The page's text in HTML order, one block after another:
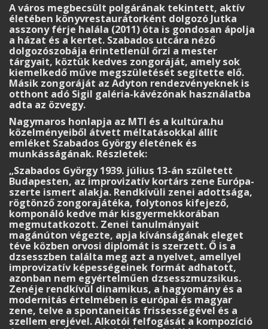
A város megbecsült polgárának tekintett, aktív
életében könyvrestaurátorként dolgozó Jutka
asszony férje halála (2011) óta is gondosan ápolja
a házat és a kertet. Szabados utcára néző
dolgozószobája érintetlenül őrzi a mester
tárgyait, köztük kedves zongoráját, amely sok
kiemelkedő műve megszületését segítette elő.
Másik zongoráját az Adyton rendezvényeknek is
otthont adó Sigil galéria-kávézónak használatba
adta az özvegy.
Nagymaros honlapja az MTI és a kultúra.hu
közelményeiből átvett méltatásokkal állít
emléket Szabados György életének és
munkásságának. Részletek:
„Szabados György 1939. július 13-án született
Budapesten, az improvizatív kortárs zene Európa-
szerte ismert alakja. Rendkívüli zenei adottsága,
rögtönző zongorajátéka, folytonos kifejező,
komponáló kedve már kisgyermekkorában
megmutatkozott. Zenei tanulmányait
magánúton végezte, apja kívánságának eleget
téve közben orvosi diplomát is szerzett. Ő is a
dzsesszben találta meg azt a nyelvet, amellyel
improvizatív képességeinek formát adhatott,
azonban nem egyértelműen dzsesszmuzsikus.
Zenéje rendkívül dinamikus, a hagyomány és a
modernitás értelmében is európai és magyar
zene, telve a spontaneitás frissességével és a
szellem erejével. Alkotói felfogását a kompozíció